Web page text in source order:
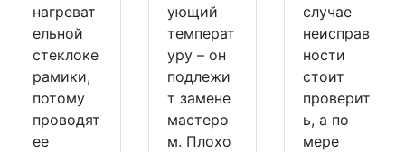
нагреват
ельной
стеклоке
рамики,
потому
проводят
ее
ующий
температ
уру – он
подлежи
т замене
мастеро
м. Плохо
случае
неисправ
ности
стоит
проверит
ь, а по
мере